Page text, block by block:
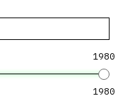
1980
1980